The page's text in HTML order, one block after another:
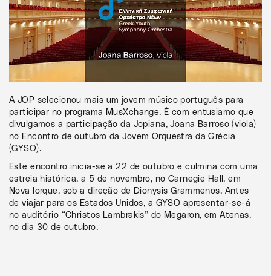
A JOP selecionou mais um jovem músico português para
participar no programa MusXchange. É com entusiamo que
divulgamos a participação da Jopiana, Joana Barroso (viola)
no Encontro de outubro da Jovem Orquestra da Grécia
(GYSO).
Este encontro inicia-se a 22 de outubro e culmina com uma
estreia histórica, a 5 de novembro, no Carnegie Hall, em
Nova Iorque, sob a direção de Dionysis Grammenos. Antes
de viajar para os Estados Unidos, a GYSO apresentar-se-á
no auditório “Christos Lambrakis” do Megaron, em Atenas,
no dia 30 de outubro.